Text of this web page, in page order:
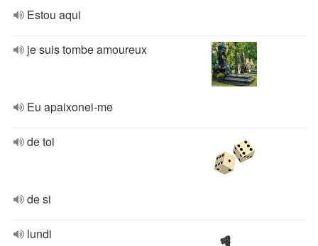
Estou aqui
je suis tombe amoureux
Eu apaixonei-me
de toi
de si
lundi